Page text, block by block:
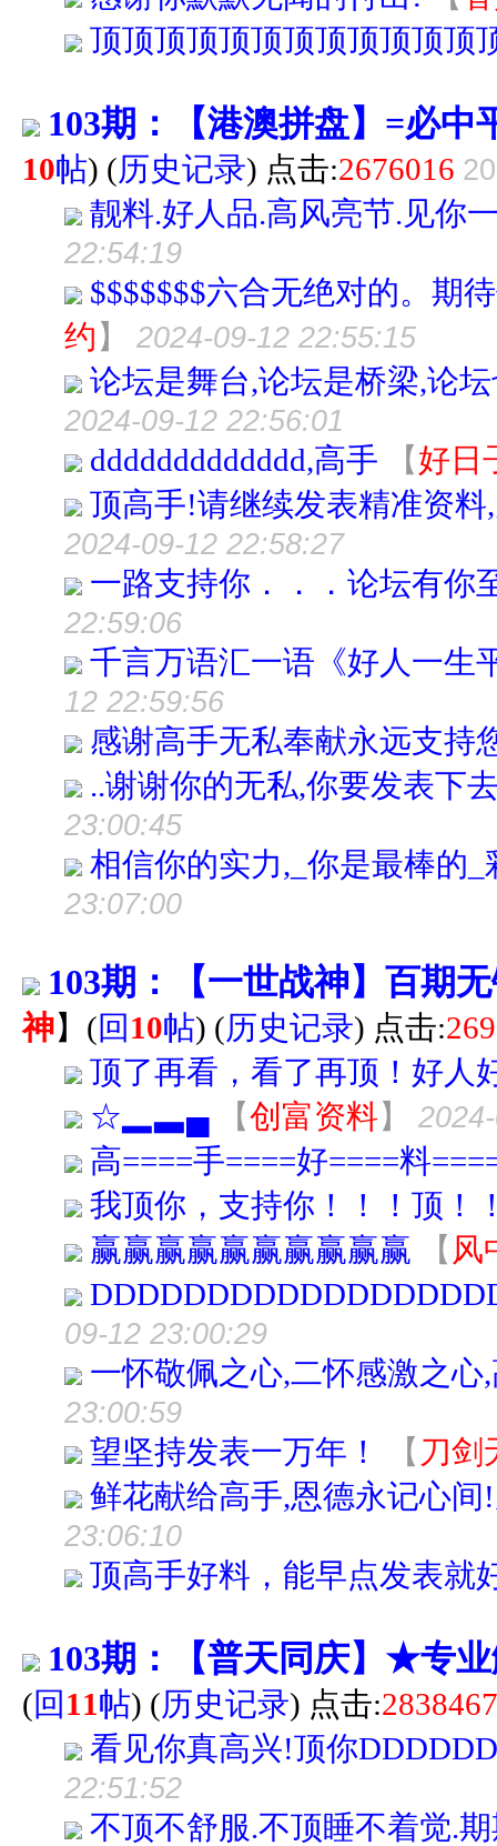
顶顶顶顶顶顶顶顶顶顶顶顶
103期：【港澳拼盘】=必中
10帖) (历史记录) 点击:2676016
靓料.好人品.高风亮节.见你
22:54:19
$$$$$$$六合无绝对的。期
约 】 2024-09-12 22:55:15
论坛是舞台,论坛是桥梁,论
2024-09-12 22:56:01
ddddddddddddd,高手 【好日
顶高手!请继续发表精准资
2024-09-12 22:58:27
一路支持你．．．论坛有你
22:59:06
千言万语汇一语《好人一生
12 22:59:56
感谢高手无私奉献永远支持
..谢谢你的无私,你要发表下
23:00:45
相信你的实力,_你是最棒的
23:07:00
103期：【一世战神】百期
神】 (回 10帖) (历史记录) 点击:
顶了再看，看了再顶！好人
☆▂▃▄
【创富资料】
高====手====好====料
我顶你，支持你！！！顶！
赢赢赢赢赢赢赢赢赢赢
【 风
09-12 23:00:29
一怀敬佩之心,二怀感激之心
23:00:59
望坚持发表一万年！ 【 刀剑
鲜花献给高手,恩德永记心间
23:06:10
顶高手好料，能早点发表就
103期：【普天同庆】★专
(回 11帖) (历史记录) 点击:2838467
看见你真高兴!顶你
22:51:52
不顶不舒服.不顶睡不着觉.